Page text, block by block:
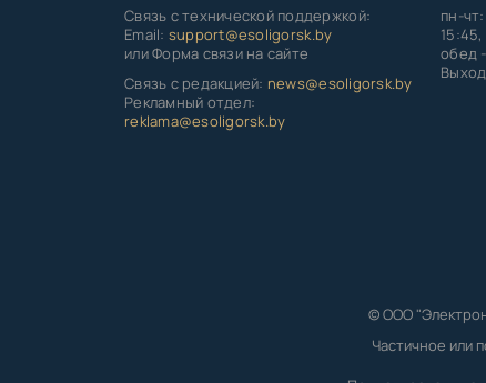
Связь с технической поддержкой:
Email: support@esoligorsk.by
или Форма связи на сайте
Связь с редакцией: news@esoligorsk.by
Рекламный отдел:
reklama@esoligorsk.by
пн-
15:45,
обед -
© ООО
Частичное или